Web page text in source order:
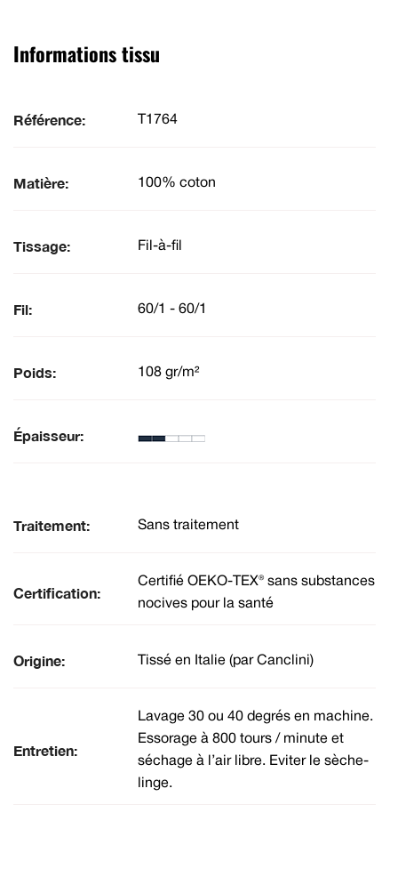
Informations tissu
Référence: T1764
Matière: 100% coton
Tissage: Fil-à-fil
Fil: 60/1 - 60/1
Poids: 108 gr/m²
Épaisseur:
Traitement: Sans traitement
Certification:
Certifié OEKO-TEX® sans substances
nocives pour la santé
Origine: Tissé en Italie (par Canclini)
Entretien:
Lavage 30 ou 40 degrés en machine.
Essorage à 800 tours / minute et
séchage à l’air libre. Eviter le sèche-
linge.